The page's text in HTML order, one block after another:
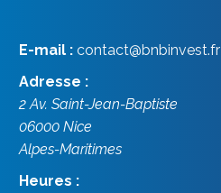
E-mail : contact@bnbinvest.fr
Adresse :
2 Av. Saint-Jean-Baptiste
06000 Nice
Alpes-Maritimes
Heures :